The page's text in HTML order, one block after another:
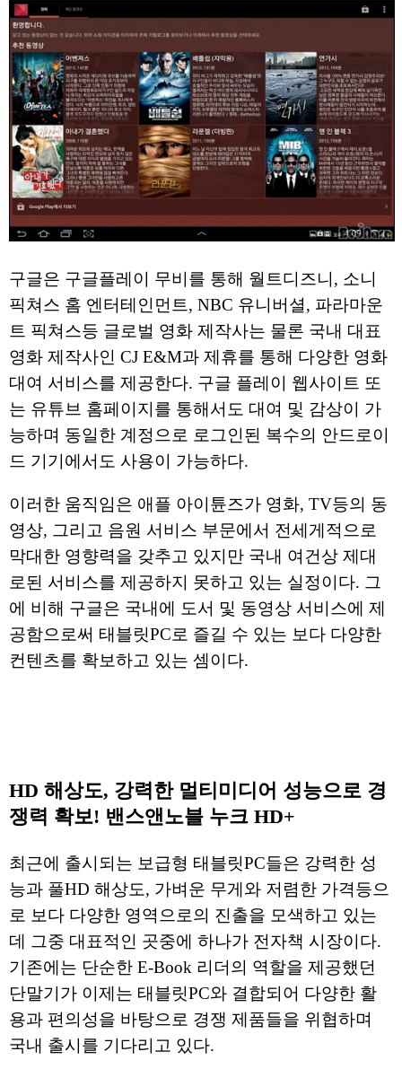
구글은 구글플레이 무비를 통해 월트디즈니, 소니
픽쳐스 홈 엔터테인먼트, NBC 유니버셜, 파라마운
트 픽쳐스등 글로벌 영화 제작사는 물론 국내 대표
영화 제작사인 CJ E&M과 제휴를 통해 다양한 영화
대여 서비스를 제공한다. 구글 플레이 웹사이트 또
는 유튜브 홈페이지를 통해서도 대여 및 감상이 가
능하며 동일한 계정으로 로그인된 복수의 안드로이
드 기기에서도 사용이 가능하다.
이러한 움직임은 애플 아이튠즈가 영화, TV등의 동
영상, 그리고 음원 서비스 부문에서 전세게적으로
막대한 영향력을 갖추고 있지만 국내 여건상 제대
로된 서비스를 제공하지 못하고 있는 실정이다. 그
에 비해 구글은 국내에 도서 및 동영상 서비스에 제
공함으로써 태블릿PC로 즐길 수 있는 보다 다양한
컨텐츠를 확보하고 있는 셈이다.
HD 해상도, 강력한 멀티미디어 성능으로 경
쟁력 확보! 밴스앤노블 누크 HD+
최근에 출시되는 보급형 태블릿PC들은 강력한 성
능과 풀HD 해상도, 가벼운 무게와 저렴한 가격등으
로 보다 다양한 영역으로의 진출을 모색하고 있는
데 그중 대표적인 곳중에 하나가 전자책 시장이다.
기존에는 단순한 E-Book 리더의 역할을 제공했던
단말기가 이제는 태블릿PC와 결합되어 다양한 활
용과 편의성을 바탕으로 경쟁 제품들을 위협하며
국내 출시를 기다리고 있다.